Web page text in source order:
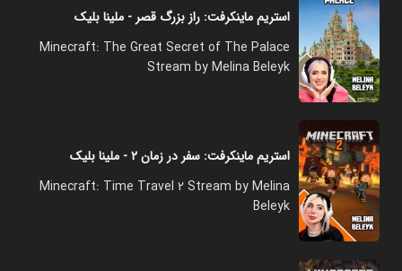
استریم ماینکرفت: راز بزرگ قصر - ملینا بلیک
Minecraft: The Great Secret of The Palace
Stream by Melina Beleyk
استریم ماینکرفت: سفر در زمان ۲ - ملینا بلیک
Minecraft: Time Travel 2 Stream by Melina
Beleyk